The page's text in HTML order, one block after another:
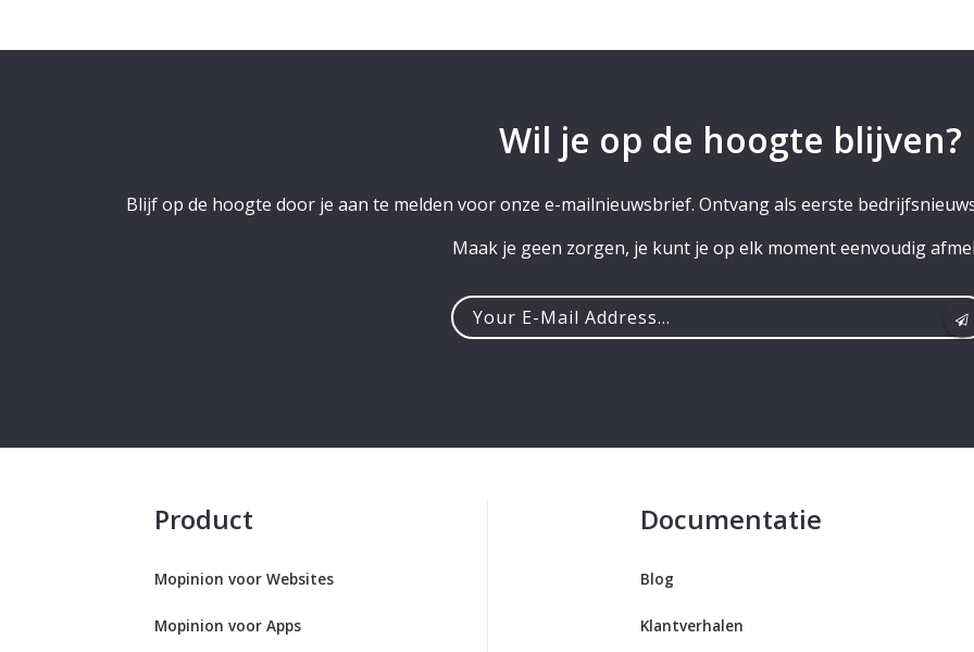
Wil je op de hoogte blijven?
Blijf op de hoogte door je aan te melden voor onze e-mailnieuwsbrief. Ontvang als eerste
Maak je geen zorgen, je kunt je op elk moment eenvoudig
Product
Mopinion voor Websites
Mopinion voor Apps
Documentatie
Blog
Klantverhalen